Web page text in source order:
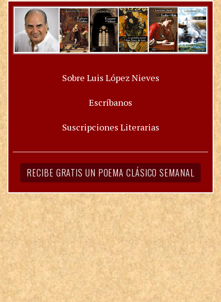
Sobre Luis López Nieves
Escríbanos
Suscripciones Literarias
RECIBE GRATIS UN POEMA CLÁSICO SEMANAL